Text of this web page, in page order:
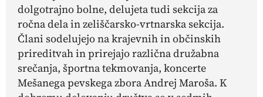
dolgotrajno bolne, delujeta tudi sekcija za
ročna dela in zeliščarsko-vrtnarska sekcija.
Člani sodelujejo na krajevnih in občinskih
prireditvah in prirejajo različna družabna
srečanja, športna tekmovanja, koncerte
Mešanega pevskega zbora Andrej Maroša. K